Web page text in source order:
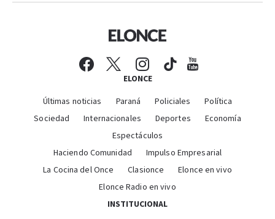
ELONCE
Últimas noticias Paraná Policiales
Política
Sociedad
Internacionales Deportes
Economía
Espectáculos
Haciendo Comunidad
Impulso Empresarial
La Cocina del Once
Clasionce
Elonce en vivo
Elonce Radio en vivo
INSTITUCIONAL